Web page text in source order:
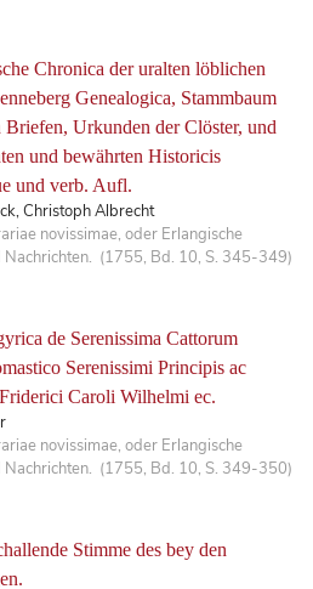
Chronica der uralten löblichen
Genealogica, Stammbaum
Briefen, Urkunden der Clöster, und
und bewährten Historicis
und verb. Aufl.
Christoph Albrecht
novissimae, oder Erlangische
(1755, Bd. 10, S. 345-349)
de Serenissima Cattorum
Serenissimi Principis ac
Caroli Wilhelmi ec.
novissimae, oder Erlangische
(1755, Bd. 10, S. 349-350)
Stimme des bey den